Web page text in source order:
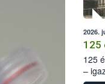
2026.
125
125
–